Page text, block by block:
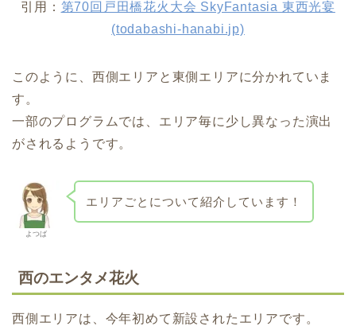
引用： 第70回戸田橋花火大会 SkyFantasia 東西光宴
(todabashi-hanabi.jp)
このように、西側エリアと東側エリアに分かれていま
す。
一部のプログラムでは、エリア毎に少し異なった演出
がされるようです。
よつば
エリアごとについて紹介しています！
西のエンタメ花火
西側エリアは、今年初めて新設されたエリアです。